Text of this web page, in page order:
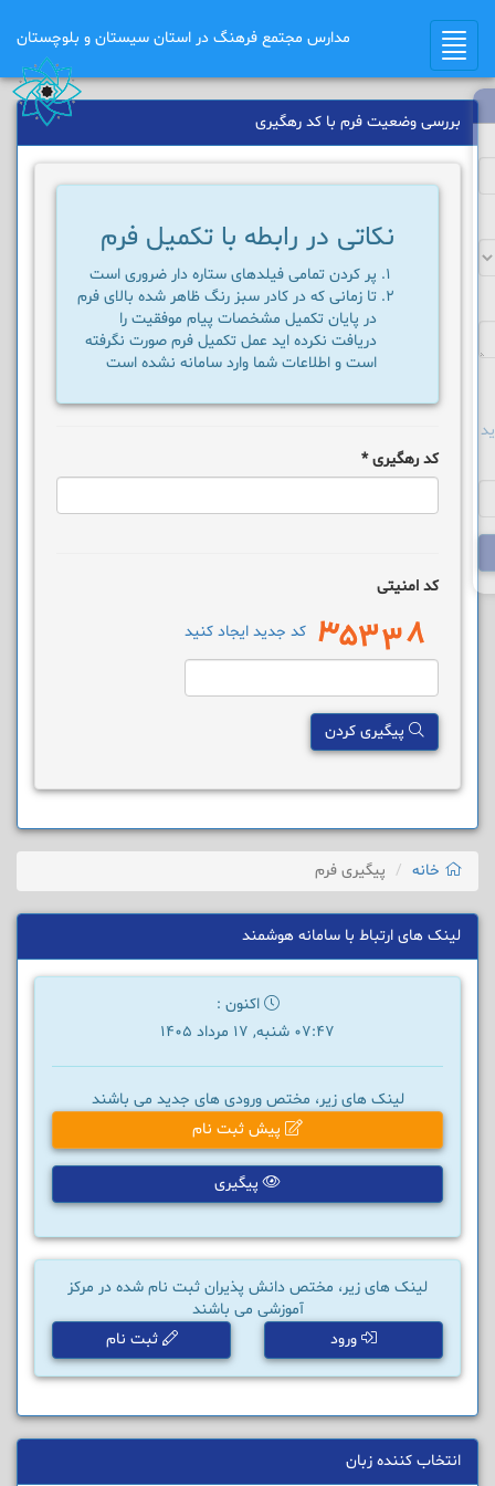
Toggle
navigation
مدارس مجتمع فرهنگ در استان سیستان و بلوچستان
بررسی وضعیت فرم با کد رهگیری
نکاتی در رابطه با تکمیل فرم
پر کردن تمامی فیلدهای ستاره دار ضروری است
تا زمانی که در کادر سبز رنگ ظاهر شده بالای فرم
در پایان تکمیل مشخصات پیام موفقیت را
دریافت نکرده اید عمل تکمیل فرم صورت نگرفته
است و اطلاعات شما وارد سامانه نشده است
کد رهگیری*
کد امنیتی
کد جدید ایجاد کنید
پیگیری کردن
خانه پیگیری فرم
لینک های ارتباط با سامانه هوشمند
اکنون :
07:47 شنبه, 17 مرداد 1405
لینک های زیر، مختص ورودی های جدید می باشند
پیش ثبت نام
پیگیری
لینک های زیر، مختص دانش پذیران ثبت نام شده در مرکز
آموزشی می باشند
ورود
ثبت نام
انتخاب کننده زبان